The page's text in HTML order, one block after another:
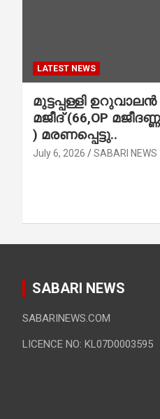
LATEST NEWS
മുട്ടപ്പള്ളി
മജീദ് (66,OP
) മരണപ്പെട്ടു..
July 6, 2026 SABARI NEWS
SABARI NEWS
SABARINEWS.COM
LICENCE NO: KL07D0003595